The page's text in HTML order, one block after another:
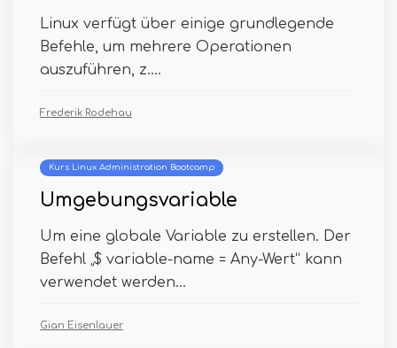
Linux verfügt über einige grundlegende
Befehle, um mehrere Operationen
auszuführen, z....
Frederik Rodehau
Kurs Linux Administration Bootcamp
Umgebungsvariable
Um eine globale Variable zu erstellen. Der
Befehl „$ variable-name = Any-Wert“ kann
verwendet werden...
Gian Eisenlauer